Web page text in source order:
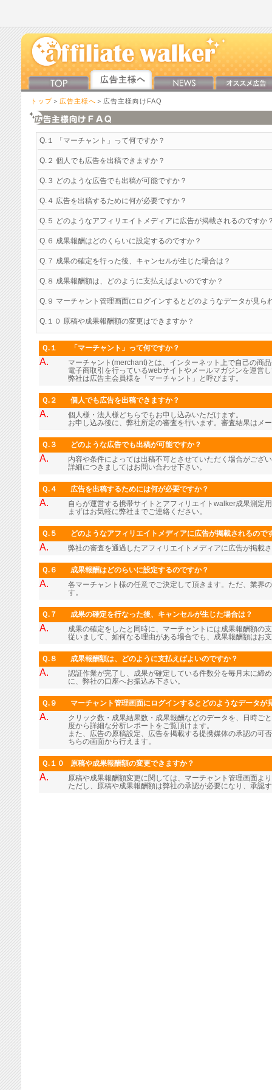
トップ ＞ 広告主様へ ＞広告主様向けFAQ
Q.１ 「マーチャント」って何ですか？
Q.２ 個人でも広告を出稿できますか？
Q.３ どのような広告でも出稿が可能ですか？
Q.４ 広告を出稿するために何が必要ですか？
Q.５ どのようなアフィリエイトメディアに広告が掲載されるのですか
Q.６ 成果報酬はどのくらいに設定するのですか？
Q.７ 成果の確定を行った後、キャンセルが生じた場合は？
Q.８ 成果報酬額は、どのように支払えばよいのですか？
Q.９ マーチャント管理画面にログインするとどのようなデータが見ら
Q.１０ 原稿や成果報酬額の変更はできますか？
Ｑ.１ 「マーチャント」って何ですか？
A.
マーチャント(merchant)とは、インターネット上で自己の商
電子商取引を行っているwebサイトやメールマガジンを運営
弊社は広告主会員様を「マーチャント」と呼びます。
Ｑ.２ 個人でも広告を出稿できますか？
A.
個人様・法人様どちらでもお申し込みいただけます。
お申し込み後に、弊社所定の審査を行います。審査結果はメ
Ｑ.３ どのような広告でも出稿が可能ですか？
A.
内容や条件によっては出稿不可とさせていただく場合がござ
詳細につきましてはお問い合わせ下さい。
Ｑ.４ 広告を出稿するためには何が必要ですか？
A.
自らが運営する携帯サイトとアフィリエイトwalker成果測定
まずはお気軽に弊社までご連絡ください。
Ｑ.５ どのようなアフィリエイトメディアに広告が掲載されるので
A. 弊社の審査を通過したアフィリエイトメディアに広告が掲載
Ｑ.６ 成果報酬はどのらいに設定するのですか？
A.
各マーチャント様の任意でご決定して頂きます。ただ、業界
す。
Ｑ.７ 成果の確定を行なった後、キャンセルが生じた場合は？
A.
成果の確定をしたと同時に、マーチャントには成果報酬額の
従いまして、如何なる理由がある場合でも、成果報酬額はお
Ｑ.８ 成果報酬額は、どのように支払えばよいのですか？
A.
認証作業が完了し、成果が確定している件数分を毎月末に締
に、弊社の口座へお振込み下さい。
Ｑ.９ マーチャント管理画面にログインするとどのようなデータが
A.
クリック数・成果結果数・成果報酬などのデータを、日時ご
度から詳細な分析レポートをご覧頂けます。
また、広告の原稿設定、広告を掲載する提携媒体の承認の可
ちらの画面から行えます。
Ｑ.１０ 原稿や成果報酬額の変更できますか？
A.
原稿や成果報酬額変更に関しては、マーチャント管理画面よ
ただし、原稿や成果報酬額は弊社の承認が必要になり、承認